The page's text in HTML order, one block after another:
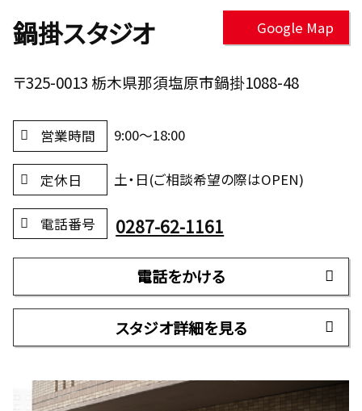
鍋掛スタジオ Google Map
〒325-0013 栃木県那須塩原市鍋掛1088-48
営業時間 9:00～18:00
定休日 土・日(ご相談希望の際はOPEN)
電話番号 0287-62-1161
電話をかける
スタジオ詳細を見る